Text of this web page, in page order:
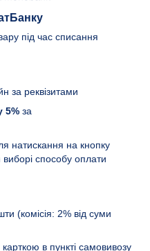
під час списання
за реквізитами
5% за
натискання на кнопку
способу оплати
(комісія: 2% від суми
в пункті самовивозу